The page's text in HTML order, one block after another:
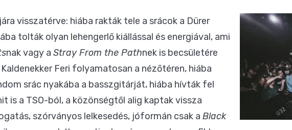
visszatérve: hiába rakták tele a srácok a Dürer
tolták olyan lehengerlő kiállással és energiával, ami
nak vagy a Stray From the Pathnek is becsületére
Feri folyamatosan a nézőtéren, hiába
srác nyakába a basszgitárját, hiába hívták fel
is a TSO-ból, a közönségtől alig kaptak vissza
szórványos lelkesedés, jóformán csak a Black